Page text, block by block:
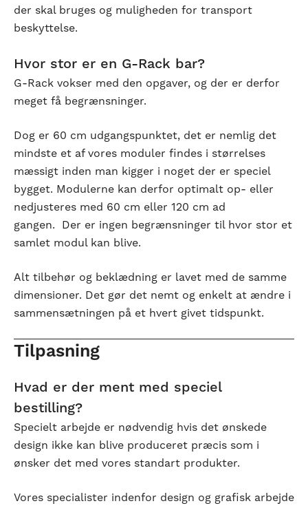
der skal bruges og muligheden for transport
beskyttelse.
Hvor stor er en G-Rack bar?
G-Rack vokser med den opgaver, og der er derfor
meget få begrænsninger.
Dog er 60 cm udgangspunktet, det er nemlig det
mindste et af vores moduler findes i størrelses
mæssigt inden man kigger i noget der er speciel
bygget. Modulerne kan derfor optimalt op- eller
nedjusteres med 60 cm eller 120 cm ad
gangen. Der er ingen begrænsninger til hvor stor et
samlet modul kan blive.
Alt tilbehør og beklædning er lavet med de samme
dimensioner. Det gør det nemt og enkelt at ændre i
sammensætningen på et hvert givet tidspunkt.
Tilpasning
Hvad er der ment med speciel
bestilling?
Specielt arbejde er nødvendig hvis det ønskede
design ikke kan blive produceret præcis som i
ønsker det med vores standart produkter.
Vores specialister indenfor design og grafisk arbejde